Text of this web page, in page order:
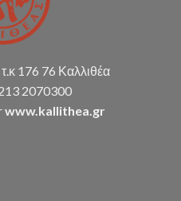
176 76 Καλλιθέα
2070300
www.kallithea.gr